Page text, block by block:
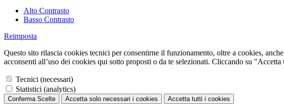
Alto Contrasto
Basso Contrasto
Reimposta
Questo sito rilascia cookies tecnici per consentirne il funzionamento, oltre a cookies,
acconsenti all’uso dei cookies qui sotto proposti o da te selezionati. Cliccando su
Tecnici (necessari)
Statistici (analytics)
Conferma Scelte Accetta solo necessari i cookies Accetta tutti i cookies